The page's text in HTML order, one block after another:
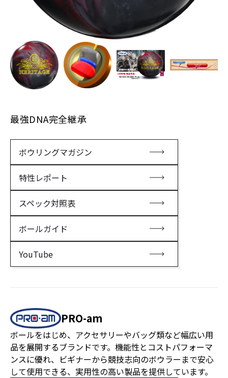
最強DNA完全継承
ボウリングマガジン
特性レポート
スペック対照表
ボールガイド
YouTube
PRO-am
ボールをはじめ、アクセサリーやバッグ類など幅広い用
品を展開するブランドです。機能性とコストパフォーマ
ンスに優れ、ビギナーから競技志向のボウラーまで安心
して使用できる、実用性の高い製品を提供しています。